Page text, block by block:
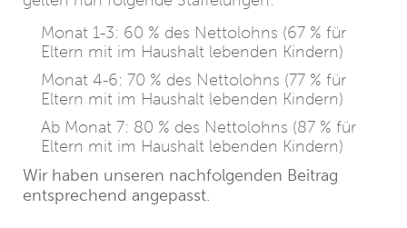
Monat 1-3: 60 % des Nettolohns (67 % für
Eltern mit im Haushalt lebenden Kindern)
Monat 4-6: 70 % des Nettolohns (77 % für
Eltern mit im Haushalt lebenden Kindern)
Ab Monat 7: 80 % des Nettolohns (87 % für
Eltern mit im Haushalt lebenden Kindern)
Wir haben unseren nachfolgenden Beitrag
entsprechend angepasst.